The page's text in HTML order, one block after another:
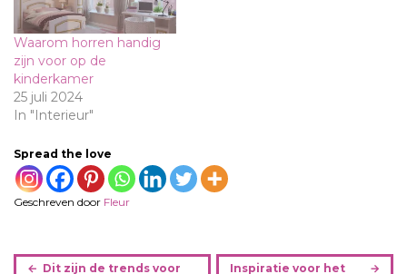
Waarom horren handig
zijn voor op de
kinderkamer
25 juli 2024
In "Interieur"
Spread the love
Geschreven door Fleur
B
Dit zijn de trends voor Inspiratie voor het